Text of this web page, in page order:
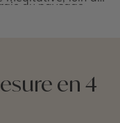
du paysage.
Canyon of the
ce qu’il a de plus
en 4